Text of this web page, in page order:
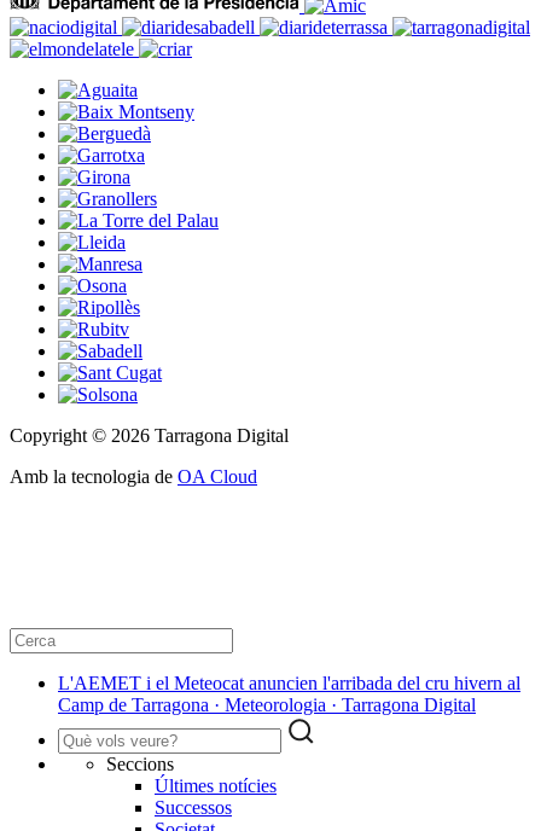
Copyright © 2026 Tarragona Digital
Amb la tecnologia de OA Cloud
L'AEMET i el Meteocat anuncien l'arribada del cru hivern al
Camp de Tarragona · Meteorologia · Tarragona Digital
Seccions
Últimes notícies
Successos